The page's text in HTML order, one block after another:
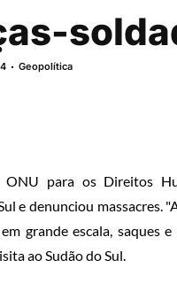
Geopolítica
para os Direitos
e denunciou massacres.
grande escala, saques
ao Sudão do Sul.